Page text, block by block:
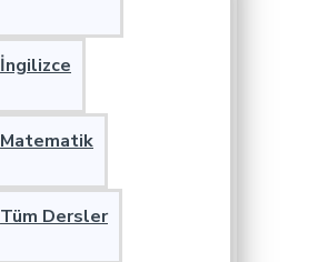
İngilizce
Matematik
Tüm Dersler